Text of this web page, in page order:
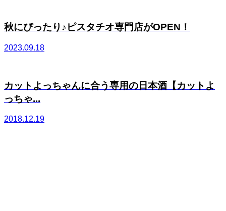
秋にぴったり♪ピスタチオ専門店がOPEN！
2023.09.18
カットよっちゃんに合う専用の日本酒【カットよ
っちゃ...
2018.12.19